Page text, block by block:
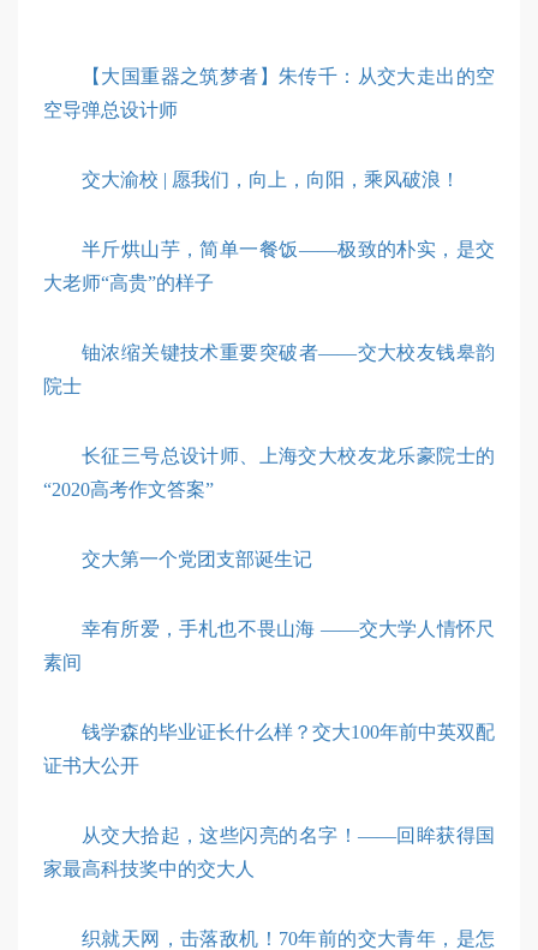
【大国重器之筑梦者】朱传千：从交大走出的空
空导弹总设计师
交大渝校 | 愿我们，向上，向阳，乘风破浪！
半斤烘山芋，简单一餐饭——极致的朴实，是交
大老师“高贵”的样子
铀浓缩关键技术重要突破者——交大校友钱皋韵
院士
长征三号总设计师、上海交大校友龙乐豪院士的
“2020高考作文答案”
交大第一个党团支部诞生记
幸有所爱，手札也不畏山海 ——交大学人情怀尺
素间
钱学森的毕业证长什么样？交大100年前中英双配
证书大公开
从交大拾起，这些闪亮的名字！——回眸获得国
家最高科技奖中的交大人
织就天网，击落敌机！70年前的交大青年，是怎